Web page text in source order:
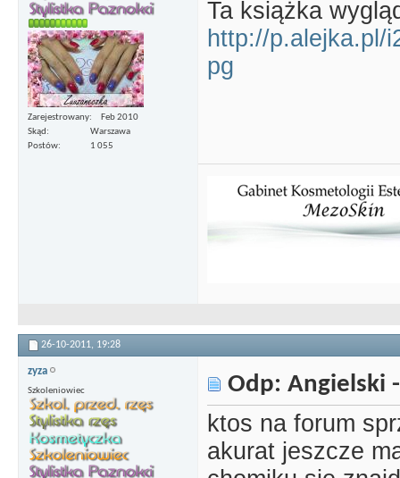
Zarejestrowany
Feb 2010
Skąd
Warszawa
Postów
1 055
Ta książka
http://p.alejka.pl/
pg
26-10-2011, 19:28
zyza
Szkoleniowiec Odp: Angielski
ktos na forum
akurat jeszcze